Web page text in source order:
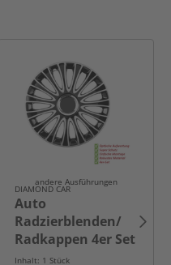
andere Ausführungen
DIAMOND CAR
Auto
Radzierblenden/
Radkappen 4er Set
B10280664C
Inhalt: 1 Stück